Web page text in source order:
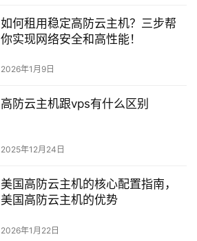
如何租用稳定高防云主机？三步帮
你实现网络安全和高性能！
2026年1月9日
高防云主机跟vps有什么区别
2025年12月24日
美国高防云主机的核心配置指南，
美国高防云主机的优势
2026年1月22日